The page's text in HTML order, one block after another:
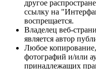
другое
ссылку на
воспрещается.
Владелец веб-
является автор
Любое
фотографий и/или
принадлежащих